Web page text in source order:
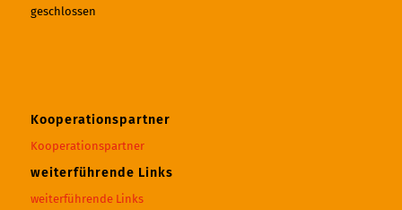
geschlossen
Kooperationspartner
Kooperationspartner
weiterführende Links
weiterführende Links